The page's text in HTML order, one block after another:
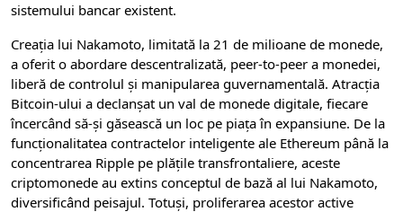
sistemului bancar existent.
Creația lui Nakamoto, limitată la 21 de milioane de monede,
a oferit o abordare descentralizată, peer-to-peer a monedei,
liberă de controlul și manipularea guvernamentală. Atracția
Bitcoin-ului a declanșat un val de monede digitale, fiecare
încercând să-și găsească un loc pe piața în expansiune. De la
funcționalitatea contractelor inteligente ale Ethereum până la
concentrarea Ripple pe plățile transfrontaliere, aceste
criptomonede au extins conceptul de bază al lui Nakamoto,
diversificând peisajul. Totuși, proliferarea acestor active